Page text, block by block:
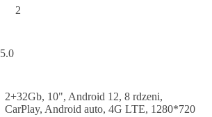
2
5.0
2+32Gb, 10", Android 12, 8 rdzeni,
CarPlay, Android auto, 4G LTE, 1280*720